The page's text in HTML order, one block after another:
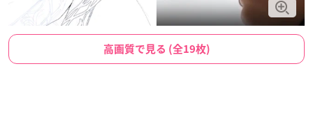
高画質で見る (全19枚)